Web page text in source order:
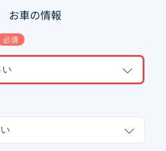
お車の情報
必須
い